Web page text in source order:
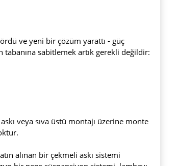
ve yeni bir çözüm yarattı - güç
tabanına sabitlemek artık gerekli değildir:
veya sıva üstü montajı üzerine monte
alınan bir çekmeli askı sistemi